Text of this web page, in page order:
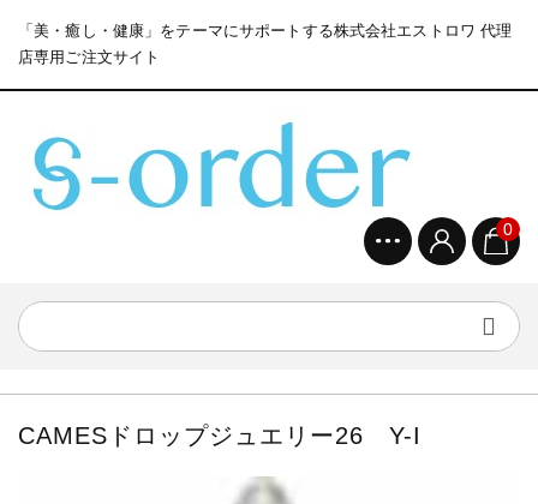
「美・癒し・健康」をテーマにサポートする株式会社エストロワ 代理
店専用ご注文サイト
0
CAMESドロップジュエリー26 Y-I